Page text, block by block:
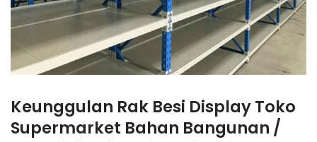
Keunggulan Rak Besi Display Toko
Supermarket Bahan Bangunan /